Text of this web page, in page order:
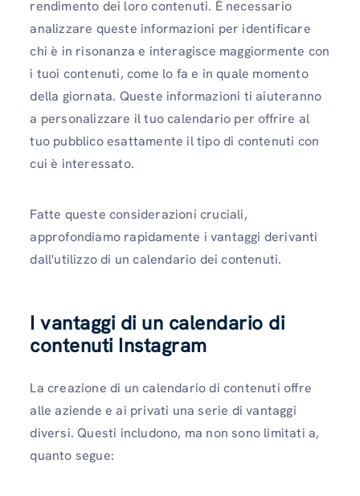
rendimento dei loro contenuti. È necessario
analizzare queste informazioni per identificare
chi è in risonanza e interagisce maggiormente con
i tuoi contenuti, come lo fa e in quale momento
della giornata. Queste informazioni ti aiuteranno
a personalizzare il tuo calendario per offrire al
tuo pubblico esattamente il tipo di contenuti con
cui è interessato.
Fatte queste considerazioni cruciali,
approfondiamo rapidamente i vantaggi derivanti
dall'utilizzo di un calendario dei contenuti.
I vantaggi di un calendario di
contenuti Instagram
La creazione di un calendario di contenuti offre
alle aziende e ai privati ​​una serie di vantaggi
diversi. Questi includono, ma non sono limitati a,
quanto segue: